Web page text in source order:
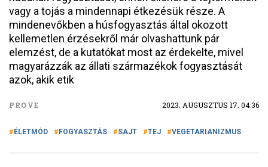
vagy a tojás a mindennapi étkezésük része. A
mindenevőkben a húsfogyasztás által okozott
kellemetlen érzésekről már olvashattunk pár
elemzést, de a kutatókat most az érdekelte, mivel
magyarázzák az állati származékok fogyasztását
azok, akik etik
PROVE 2023. AUGUSZTUS 17. 04:36
ÉLETMÓD FOGYASZTÁS SAJT TEJ VEGETARIANIZMUS